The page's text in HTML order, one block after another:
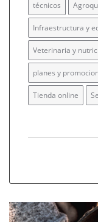
técnicos
Infraestructura y
Veterinaria y
planes y
Tienda online